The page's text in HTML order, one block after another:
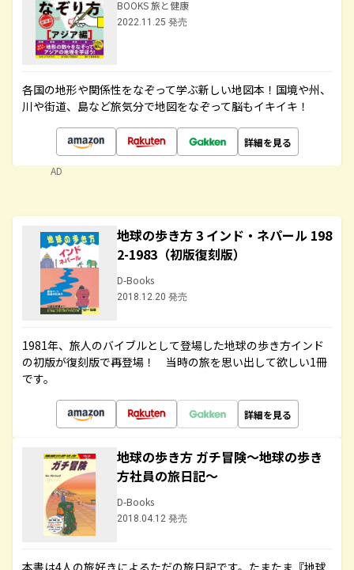
BOOKS 旅と健康
2022.11.25 発売
各国の地形や関係性をなぞって学ぶ新しい地図本！国境や州、
川や街道、島など旅気分で地図をなぞって脳もイキイキ！
詳細を見る
AD
地球の歩き方 3 インド・ネパール 198
2-1983（初版復刻版）
D-Books
2018.12.20 発売
1981年、旅人のバイブルとして登場した地球の歩き方インド
の初版が復刻版で再登場！ 当時の旅を思い出して欲しい1冊
です。
詳細を見る
地球の歩き方 ガチ冒険～地球の歩き
方社員の旅日記～
D-Books
2018.04.12 発売
本書は4人の旅好きによるただの旅日記です。たまたま『地球